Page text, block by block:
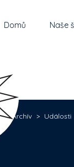
Domů Naše
> Archív > Události